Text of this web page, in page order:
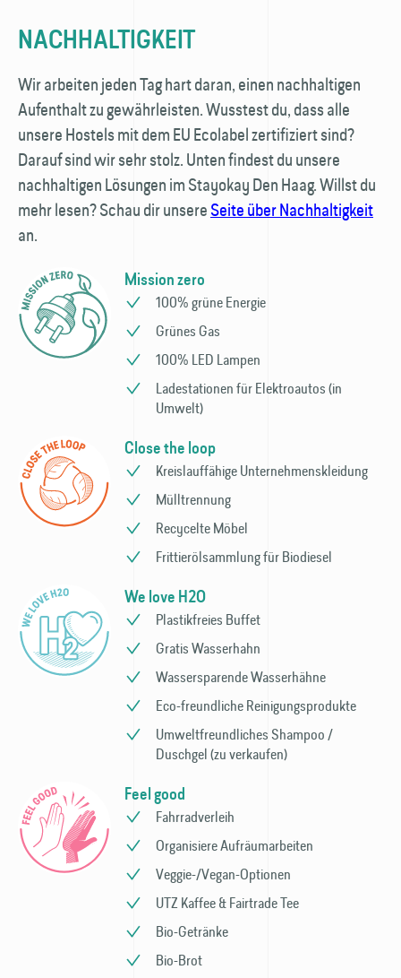
NACHHALTIGKEIT
Wir arbeiten jeden Tag hart daran, einen nachhaltigen
Aufenthalt zu gewährleisten. Wusstest du, dass alle
unsere Hostels mit dem EU Ecolabel zertifiziert sind?
Darauf sind wir sehr stolz. Unten findest du unsere
nachhaltigen Lösungen im Stayokay Den Haag. Willst du
mehr lesen? Schau dir unsereSeite über Nachhaltigkeit
an.
Mission zero
100% grüne Energie
Grünes Gas
100% LED Lampen
Ladestationen für Elektro­autos (in
Umwelt)
Close the loop
Kreislauffähige Unternehmens­kleidung
Mülltrennung
Recycelte Möbel
Frittieröl­sammlung für Bio­diesel
We love H2O
Plastikfreies Buffet
Gratis Wasserhahn
Wassersparende Wasser­hähne
Eco-freundliche Reinigungs­produkte
Umweltfreundliches Shampoo /
Duschgel (zu verkaufen)
Feel good
Fahrradverleih
Organisiere Aufräumarbeiten
Veggie-/Vegan-Optionen
UTZ Kaffee & Fairtrade Tee
Bio-Getränke
Bio-Brot